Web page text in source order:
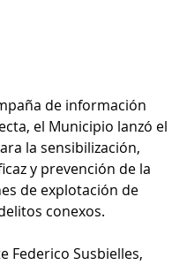
de información
el Municipio lanzó el
la sensibilización,
y prevención de la
de explotación de
conexos.
Federico Susbielles,